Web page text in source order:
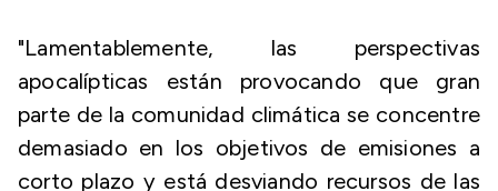
"Lamentablemente, las perspectivas
apocalípticas están provocando que gran
parte de la comunidad climática se concentre
demasiado en los objetivos de emisiones a
corto plazo y está desviando recursos de las